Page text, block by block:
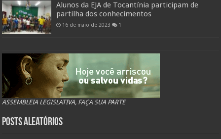
Alunos da EJA de Tocantínia participam de
partilha dos conhecimentos
16 de maio de 2023 1
ASSEMBLEIA LEGISLATIVA, FAÇA SUA PARTE
Posts Aleatórios